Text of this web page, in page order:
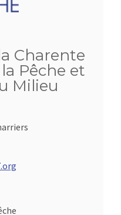
Charente
Pêche et
Milieu